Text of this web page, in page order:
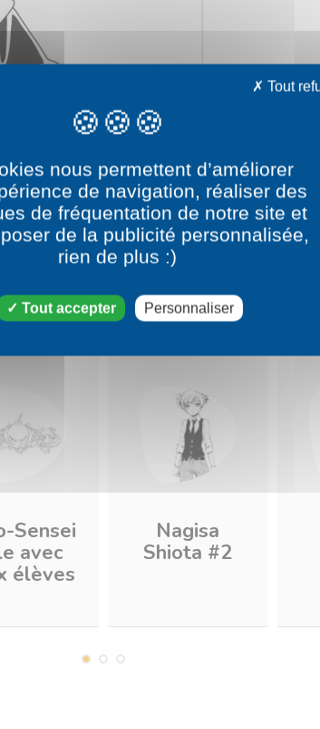
Koro-Sensei #2
Assassination Classroom
Sensei
avec
élèves
Nagisa
Shiota #2
nous permettent d’améliorer
de navigation, réaliser des
de fréquentation de notre site et
de la publicité personnalisée,
rien de plus :)
Tout accepter
Tout
Personnaliser